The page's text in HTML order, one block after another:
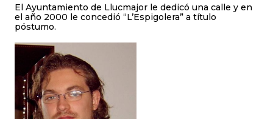
El Ayuntamiento de Llucmajor le dedicó una calle y en
el año 2000 le concedió “L’Espigolera” a título
póstumo.